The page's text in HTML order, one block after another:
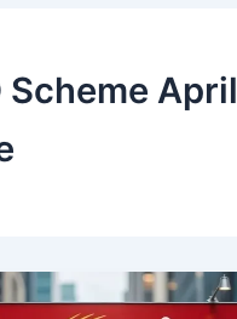
Scheme April